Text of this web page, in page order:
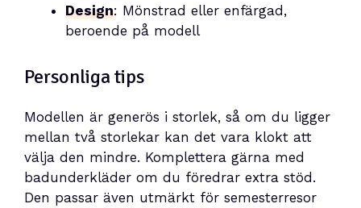
Design: Mönstrad eller enfärgad,
beroende på modell
Personliga tips
Modellen är generös i storlek, så om du ligger
mellan två storlekar kan det vara klokt att
välja den mindre. Komplettera gärna med
badunderkläder om du föredrar extra stöd.
Den passar även utmärkt för semesterresor